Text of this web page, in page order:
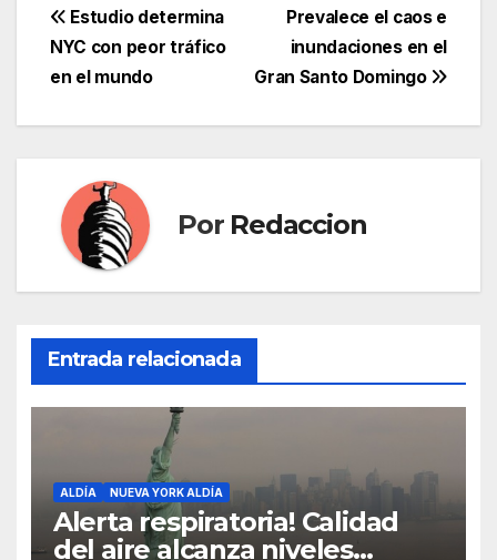
Navegación
de
entradas
Prevalece el caos e
inundaciones en el
Gran Santo Domingo
Estudio determina
NYC con peor tráfico
en el mundo
Por Redaccion
Entrada relacionada
ALDÍA NUEVA YORK ALDÍA
Alerta respiratoria! Calidad
del aire alcanza niveles